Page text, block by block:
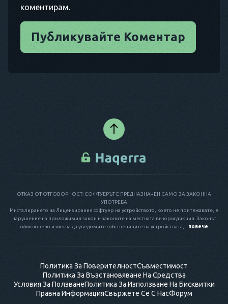
коментирам.
Публикувайте Коментар
ОТКАЗ ОТ ОТГОВОРНОСТ: СОФТУЕРЪТ Е ПРЕДНАЗНАЧЕН САМО ЗА ЗАКОННА
УПОТРЕБА
Инсталирането на Лицензирания софтуер на устройството, което не притежавате, е
нарушение на приложимия закон и законите на местната ви юрисдикция. Законът
обикновено изисква да уведомите собствениците на устройствата,...
повече
Политика За ПоверителностСъвместимост
Политика За Възстановяване На Средства
Условия За ПолзванеПолитика За Използване На Бисквитки
Правна ИнформацияСвържете Се С НасФорум